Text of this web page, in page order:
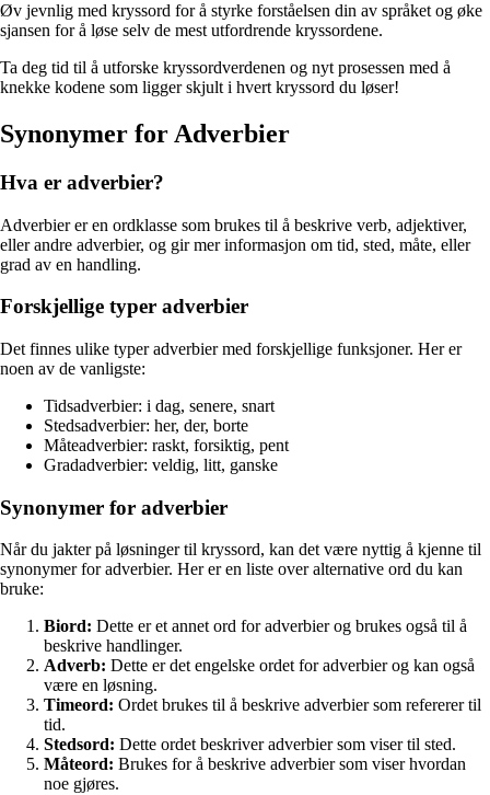
Øv jevnlig med kryssord for å styrke forståelsen din av språket og øke
sjansen for å løse selv de mest utfordrende kryssordene.
Ta deg tid til å utforske kryssordverdenen og nyt prosessen med å
knekke kodene som ligger skjult i hvert kryssord du løser!
Synonymer for Adverbier
Hva er adverbier?
Adverbier er en ordklasse som brukes til å beskrive verb, adjektiver,
eller andre adverbier, og gir mer informasjon om tid, sted, måte, eller
grad av en handling.
Forskjellige typer adverbier
Det finnes ulike typer adverbier med forskjellige funksjoner. Her er
noen av de vanligste:
Tidsadverbier: i dag, senere, snart
Stedsadverbier: her, der, borte
Måteadverbier: raskt, forsiktig, pent
Gradadverbier: veldig, litt, ganske
Synonymer for adverbier
Når du jakter på løsninger til kryssord, kan det være nyttig å kjenne til
synonymer for adverbier. Her er en liste over alternative ord du kan
bruke:
Biord: Dette er et annet ord for adverbier og brukes også til å
beskrive handlinger.
Adverb: Dette er det engelske ordet for adverbier og kan også
være en løsning.
Timeord: Ordet brukes til å beskrive adverbier som refererer til
tid.
Stedsord: Dette ordet beskriver adverbier som viser til sted.
Måteord: Brukes for å beskrive adverbier som viser hvordan
noe gjøres.